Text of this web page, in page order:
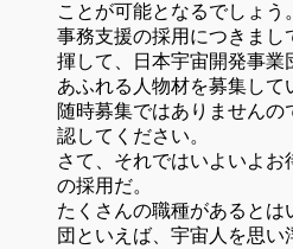
ことが可能となるでしょう。
事務支援の採用につきまし
揮して、日本宇宙開発事業
あふれる人物材を募集して
随時募集ではありません
認してください。
さて、それではいよいよお
の採用だ。
たくさんの職種があると
団といえば、宇宙人を思